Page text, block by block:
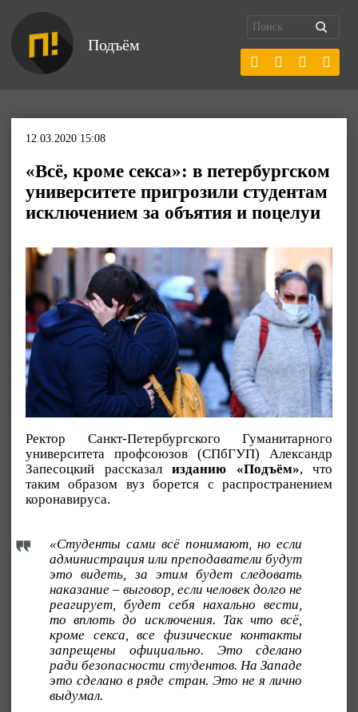
Подъём
12.03.2020 15:08
«Всё, кроме секса»: в петербургском
университете пригрозили студентам
исключением за объятия и поцелуи
Ректор Санкт-Петербургского Гуманитарного
университета профсоюзов (СПбГУП) Александр
Запесоцкий рассказал изданию «Подъём», что
таким образом вуз борется с распространением
коронавируса.
«Студенты сами всё понимают, но если
администрация или преподаватели будут
это видеть, за этим будет следовать
наказание – выговор, если человек долго не
реагирует, будет себя нахально вести,
то вплоть до исключения. Так что всё,
кроме секса, все физические контакты
запрещены официально. Это сделано
ради безопасности студентов. На Западе
это сделано в ряде стран. Это не я лично
выдумал.